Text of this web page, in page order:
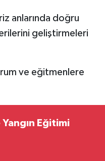
anlarında doğru
geliştirmeleri
ve eğitmenlere
Eğitimi